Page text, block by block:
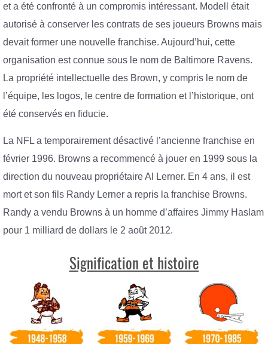
et a été confronté à un compromis intéressant. Modell était
autorisé à conserver les contrats de ses joueurs Browns mais
devait former une nouvelle franchise. Aujourd’hui, cette
organisation est connue sous le nom de Baltimore Ravens.
La propriété intellectuelle des Brown, y compris le nom de
l’équipe, les logos, le centre de formation et l’historique, ont
été conservés en fiducie.
La NFL a temporairement désactivé l’ancienne franchise en
février 1996. Browns a recommencé à jouer en 1999 sous la
direction du nouveau propriétaire Al Lerner. En 4 ans, il est
mort et son fils Randy Lerner a repris la franchise Browns.
Randy a vendu Browns à un homme d’affaires Jimmy Haslam
pour 1 milliard de dollars le 2 août 2012.
Signification et histoire